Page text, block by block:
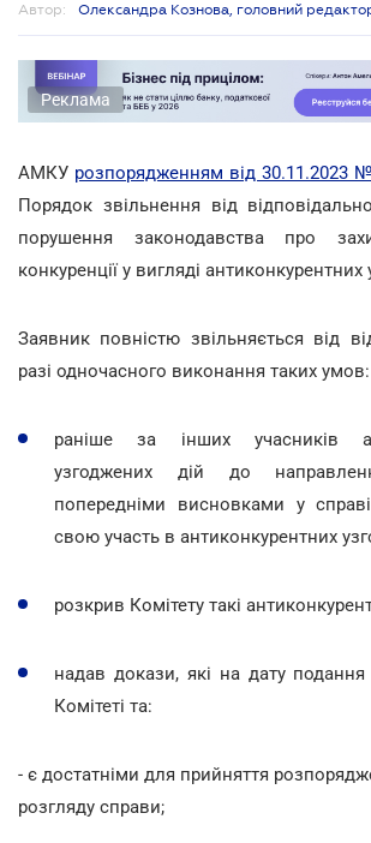
Автор: Олександра Кознова, головний
Реклама
АМКУ розпорядженням від 30.11.2023
Порядок звільнення від
порушення законодавства про
конкуренції у вигляді антиконкурентних
Заявник повністю звільняється від
разі одночасного виконання таких умов:
раніше за інших учасників
узгоджених дій до
попередніми висновками у
свою участь в антиконкурентних
розкрив Комітету такі
надав докази, які на дату подання
Комітеті та:
- є достатніми для прийняття
розгляду справи;